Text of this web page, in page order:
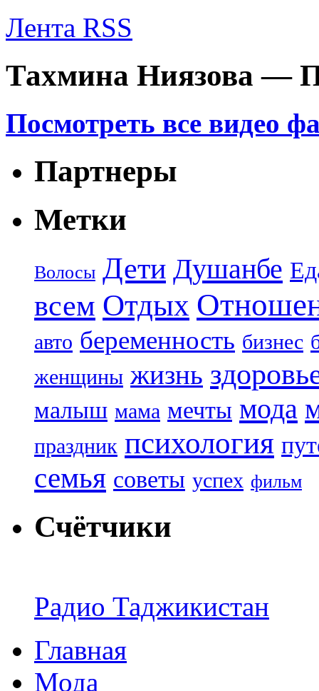
Лента RSS
Тахмина Ниязова —
Посмотреть все видео
Партнеры
Метки
Волосы Дети Душанбе
всем Отдых
авто беременность бизнес
женщины жизнь
малыш мама мечты мода
праздник психология
семья советы успех фильм
Счётчики
Радио Таджикистан
Главная
Мода